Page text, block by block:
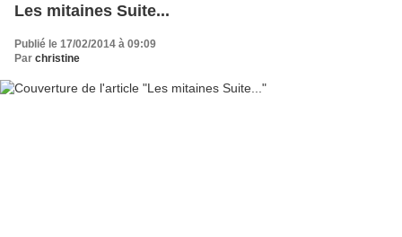
Les mitaines Suite...
Publié le 17/02/2014 à 09:09
Par christine